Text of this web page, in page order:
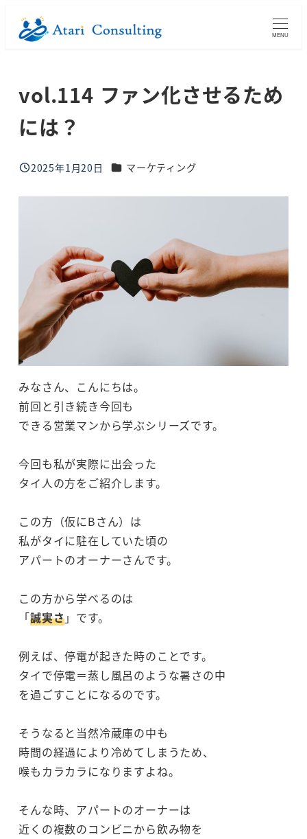
MENU
vol.114 ファン化させるため
には？
投稿日
2025年1月20日 ブログカテゴリー
マーケティング
みなさん、こんにちは。
前回と引き続き今回も
できる営業マンから学ぶシリーズです。
今回も私が実際に出会った
タイ人の方をご紹介します。
この方（仮にBさん）は
私がタイに駐在していた頃の
アパートのオーナーさんです。
この方から学べるのは
「誠実さ」です。
例えば、停電が起きた時のことです。
タイで停電＝蒸し風呂のような暑さの中
を過ごすことになるのです。
そうなると当然冷蔵庫の中も
時間の経過により冷めてしまうため、
喉もカラカラになりますよね。
そんな時、アパートのオーナーは
近くの複数のコンビニから飲み物を